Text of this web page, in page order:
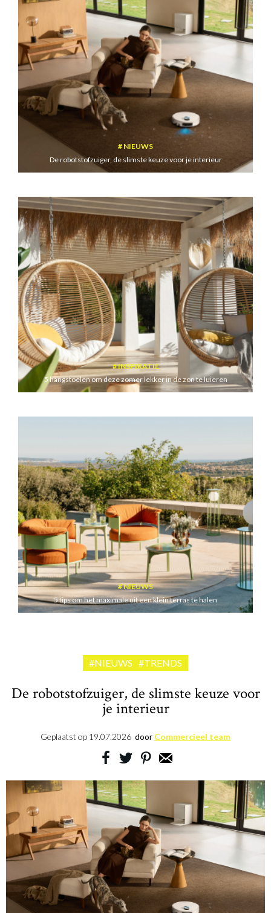
NIEUWS
De robotstofzuiger, de slimste keuze voor je interieur
INSPIRATIE
5 hangstoelen om deze zomer lekker in de zon te luieren
NIEUWS
5 tips om het maximale uit een klein terras te halen
#NIEUWS #TRENDS
De robotstofzuiger, de slimste keuze voor
je interieur
Geplaatst op 19.07.2026 door Commercieel team